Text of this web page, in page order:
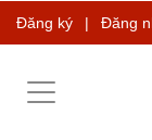
Đăng ký | Đăng
Toggle